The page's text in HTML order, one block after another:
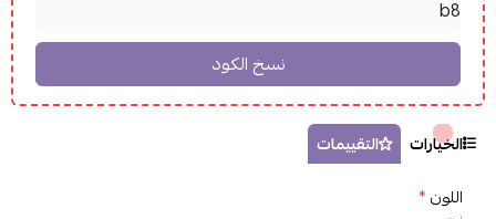
الخيارات
التقييمات
اللون*